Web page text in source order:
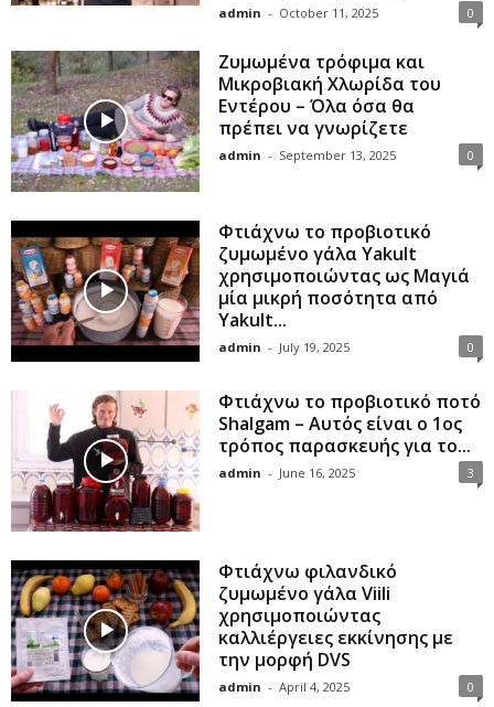
admin - October 11, 2025 0
Ζυμωμένα τρόφιμα και
Μικροβιακή Χλωρίδα του
Εντέρου – Όλα όσα θα
πρέπει να γνωρίζετε
admin - September 13, 2025 0
Φτιάχνω το προβιοτικό
ζυμωμένο γάλα Yakult
χρησιμοποιώντας ως Μαγιά
μία μικρή ποσότητα από
Yakult...
admin - July 19, 2025 0
Φτιάχνω το προβιοτικό ποτό
Shalgam – Αυτός είναι ο 1ος
τρόπος παρασκευής για το...
admin - June 16, 2025 3
Φτιάχνω φιλανδικό
ζυμωμένο γάλα Viili
χρησιμοποιώντας
καλλιέργειες εκκίνησης με
την μορφή DVS
admin - April 4, 2025 0